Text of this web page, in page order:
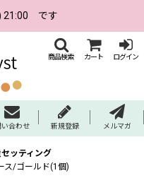
21:00 です
商品検索 カート ログイン
い合わせ 新規登録 メルマガ
ッティング
ス/ゴールド(1個)